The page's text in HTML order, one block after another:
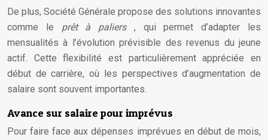
De plus, Société Générale propose des solutions innovantes
comme le prêt à paliers , qui permet d’adapter les
mensualités à l’évolution prévisible des revenus du jeune
actif. Cette flexibilité est particulièrement appréciée en
début de carrière, où les perspectives d’augmentation de
salaire sont souvent importantes.
Avance sur salaire pour imprévus
Pour faire face aux dépenses imprévues en début de mois,